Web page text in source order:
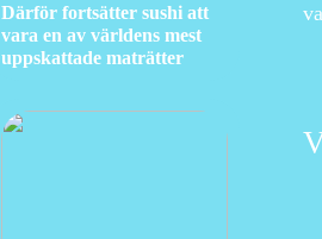
Därför fortsätter sushi att
vara en av världens mest
uppskattade maträtter